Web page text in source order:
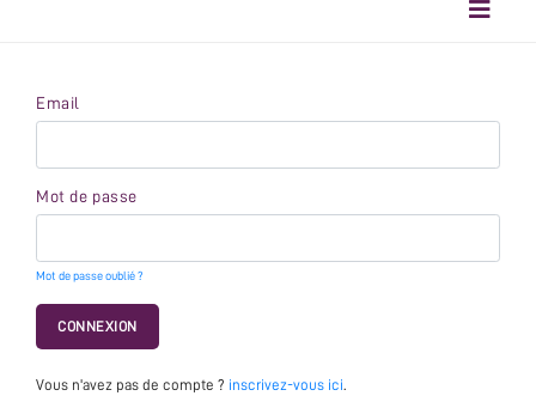
Email
Mot de passe
Mot de passe oublié ?
CONNEXION
Vous n'avez pas de compte ? inscrivez-vous ici.